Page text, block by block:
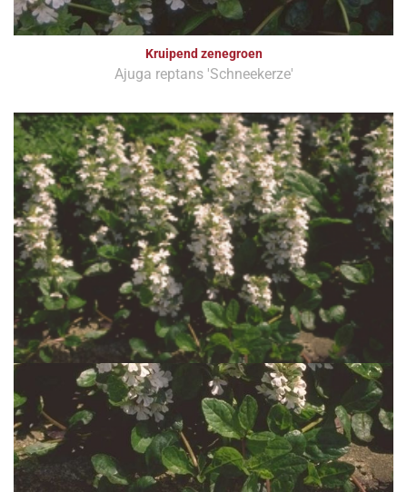
Kruipend zenegroen
Ajuga reptans 'Schneekerze'